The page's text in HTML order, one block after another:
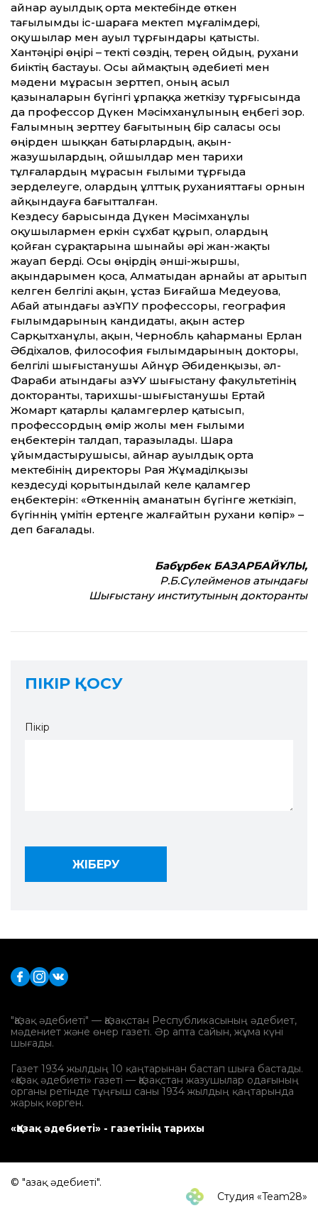
Қайнар ауылдық орта мектебінде өткен
тағылымды іс-шараға мектеп мұғалімдері,
оқушылар мен ауыл тұрғындары қатысты.
Хантәңірі өңірі – текті сөздің, терең ойдың, рухани
биіктің бастауы. Осы аймақтың әдебиеті мен
мәдени мұрасын зерттеп, оның асыл
қазыналарын бүгінгі ұрпаққа жеткізу тұрғысында
да профессор Дүкен Мәсімханұлының еңбегі зор.
Ғалымның зерттеу бағытының бір саласы осы
өңірден шыққан батырлар­дың, ақын-
жазушылардың, ойшылдар мен тарихи
тұлғалардың мұрасын ғылыми тұрғыда
зерделеуге, олардың ұлт­тық руханияттағы орнын
айқындауға бағыт­талған.
Кездесу барысында Дүкен Мәсімхан­ұлы
оқушылармен еркін сұхбат құрып, олар­дың
қойған сұрақтарына шынайы әрі жан-жақты
жауап берді. Осы өңірдің әнші-жыршы,
ақындарымен қоса, Алматыдан арнайы ат арытып
келген белгілі ақын, ұстаз Биғайша Медеуова,
Абай атындағы ҚазҰПУ профессоры, география
ғылымдарының кандидаты, ақын Қастер
Сарқытханұлы, ақын, Чернобль қаһарманы Ерлан
Әбдіхалов, философия ғылымдарының докторы,
белгілі шығыстанушы Айнұр Әбиденқызы, әл-
Фараби атындағы ҚазҰУ шығыстану факультетінің
докторанты, тарихшы-шығыстанушы Ертай
Жомарт қатарлы қаламгерлер қатысып,
профессордың өмір жолы мен ғылыми
еңбектерін талдап, таразылады. Шара
ұйымдастырушысы, Қайнар ауыл­дық орта
мектебінің директоры Рая Жұ­маділқызы
кездесуді қорытындылай келе қаламгер
еңбектерін: «Өткеннің ама­натын бүгінге жеткізіп,
бүгіннің үмі­тін ертеңге жалғайтын рухани көпір» –
деп бағалады.
Бабұрбек БАЗАРБАЙҰЛЫ,
Р.Б.Сүлейменов атындағы
Шығыстану институтының докторанты
ПІКІР ҚОСУ
Пікір
"Қазақ әдебиеті" — Қазақстан Республикасының әдебиет,
мәдениет және өнер газеті. Әр апта сайын, жұма күні
шығады.
Газет 1934 жылдың 10 қаңтарынан бастап шыға бастады.
«Қазақ әдебиеті» газеті — Қазақстан жазушылар одағының
органы ретінде тұңғыш саны 1934 жылдың қаңтарында
жарық көрген.
«Қазақ әдебиеті» - газетінің тарихы
© "Қазақ әдебиеті".
Студия «Team28»